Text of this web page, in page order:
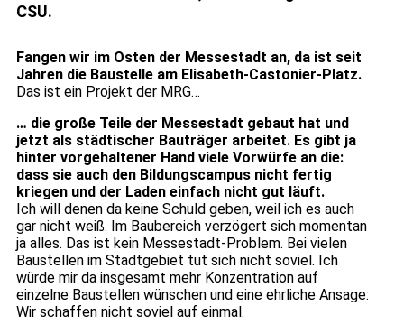
CSU.
Fangen wir im Osten der Messestadt an, da ist seit
Jahren die Baustelle am Elisabeth-Castonier-Platz.
Das ist ein Projekt der MRG…
… die große Teile der Messestadt gebaut hat und
jetzt als städtischer Bauträger arbeitet. Es gibt ja
hinter vorgehaltener Hand viele Vorwürfe an die:
dass sie auch den Bildungscampus nicht fertig
kriegen und der Laden einfach nicht gut läuft.
Ich will denen da keine Schuld geben, weil ich es auch
gar nicht weiß. Im Baubereich verzögert sich momentan
ja alles. Das ist kein Messestadt-Problem. Bei vielen
Baustellen im Stadtgebiet tut sich nicht soviel. Ich
würde mir da insgesamt mehr Konzentration auf
einzelne Baustellen wünschen und eine ehrliche Ansage:
Wir schaffen nicht soviel auf einmal.